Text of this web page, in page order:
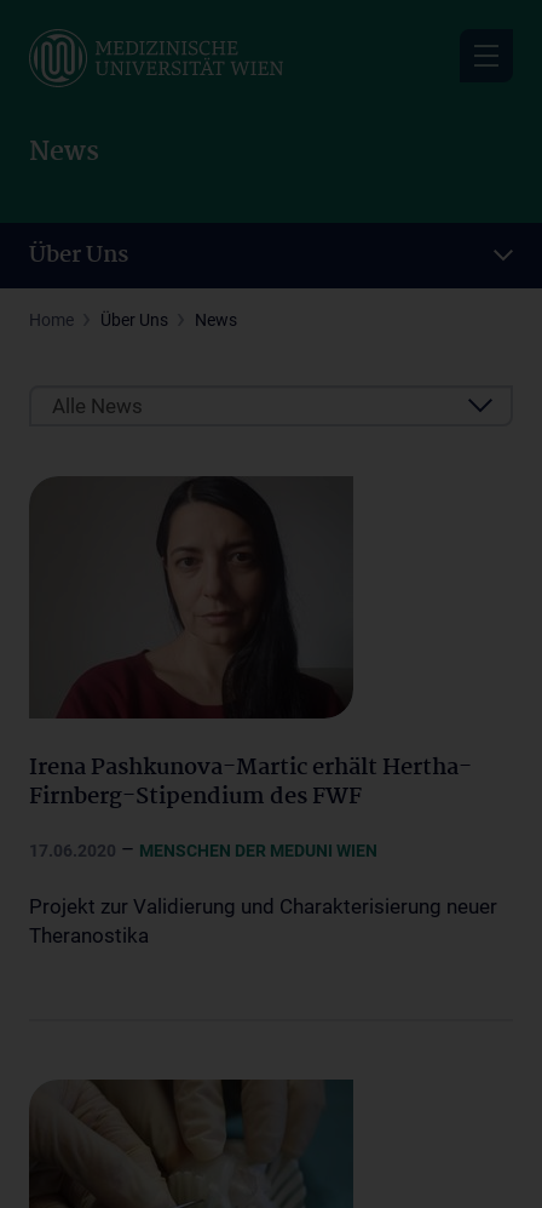
main
News
Über Uns
Home Über Uns News
Alle News
Irena Pashkunova-Martic erhält Hertha-
Firnberg-Stipendium des FWF
17.06.2020 – MENSCHEN DER MEDUNI WIEN
Projekt zur Validierung und Charakterisierung neuer
Theranostika